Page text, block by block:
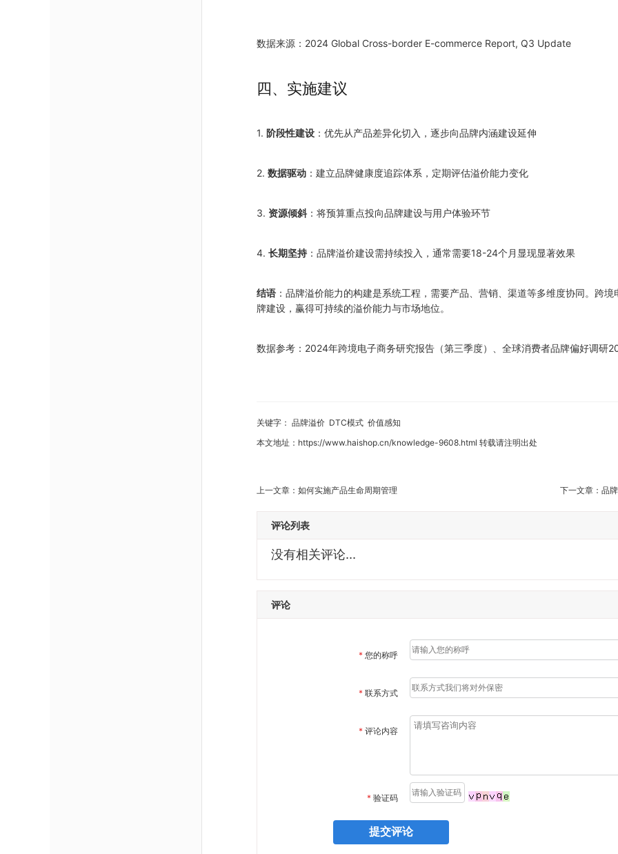
数据来源：2024 Global Cross-border E-commerce Report, Q3 Update
四、实施建议
1. 阶段性建设 ：优先从产品差异化切入，逐步向品牌内涵建设延伸
2. 数据驱动 ：建立品牌健康度追踪体系，定期评估溢价能力变化
3. 资源倾斜：将预算重点投向品牌建设与用户体验环节
4. 长期坚持 ：品牌溢价建设需持续投入，通常需要18-24个月显现显著效果
结语 ：品牌溢价能力的构建是系统工程，需要产品、营销、渠道等多维度协同。跨
牌建设，赢得可持续的溢价能力与市场地位。
数据参考：2024年跨境电子商务研究报告（第三季度）、全球消费者品牌偏好调研
关键字： 品牌溢价 DTC模式 价值感知
本文地址： https://www.haishop.cn/knowledge-9608.html 转载请注明出处
上一文章： 如何实施产品生命周期管理 下一文章： 品
评论列表
没有相关评论...
评论
* 您的称呼
* 联系方式
* 评论内容
* 验证码